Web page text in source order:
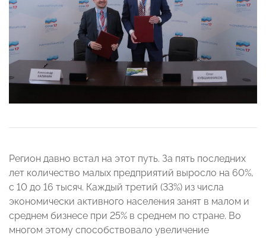
Регион давно встал на этот путь. За пять последних
лет количество малых предприятий выросло на 60%,
с 10 до 16 тысяч. Каждый третий (33%) из числа
экономически активного населения занят в малом и
среднем бизнесе при 25% в среднем по стране. Во
многом этому способствовало увеличение